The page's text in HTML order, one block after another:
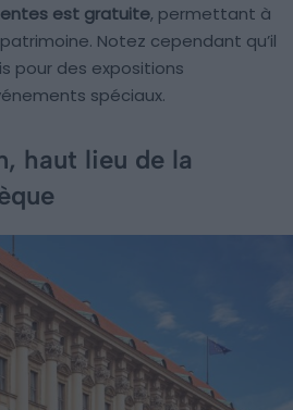
est gratuite, permettant à
Notez cependant qu’il
pour des expositions
spéciaux.
haut lieu de la